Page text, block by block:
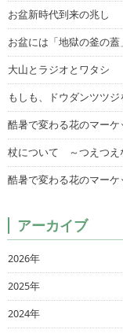
お盆新時代到来の兆し
お盆には「地獄の釜の蓋
大山とラジオとワタシ
もしも、ドウダンツツ
酷暑で変わる花のマー
杖について ～つえつえ
酷暑で変わる花のマー
アーカイブ
2026年
2025年
2024年